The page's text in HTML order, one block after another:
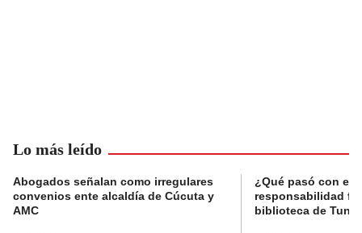
Lo más leído
Abogados señalan como irregulares
convenios ente alcaldía de Cúcuta y
AMC
¿Qué pasó con el
responsabilidad
biblioteca de